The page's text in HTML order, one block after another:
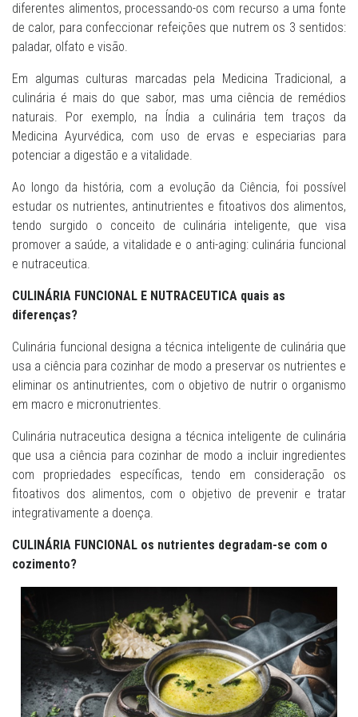
diferentes alimentos, processando-os com recurso a uma fonte
de calor, para confeccionar refeições que nutrem os 3 sentidos:
paladar, olfato e visão.
Em algumas culturas marcadas pela Medicina Tradicional, a
culinária é mais do que sabor, mas uma ciência de remédios
naturais. Por exemplo, na Índia a culinária tem traços da
Medicina Ayurvédica, com uso de ervas e especiarias para
potenciar a digestão e a vitalidade.
Ao longo da história, com a evolução da Ciência, foi possível
estudar os nutrientes, antinutrientes e fitoativos dos alimentos,
tendo surgido o conceito de culinária inteligente, que visa
promover a saúde, a vitalidade e o anti-aging: culinária funcional
e nutraceutica.
CULINÁRIA FUNCIONAL E NUTRACEUTICA quais as
diferenças?
Culinária funcional designa a técnica inteligente de culinária que
usa a ciência para cozinhar de modo a preservar os nutrientes e
eliminar os antinutrientes, com o objetivo de nutrir o organismo
em macro e micronutrientes.
Culinária nutraceutica designa a técnica inteligente de culinária
que usa a ciência para cozinhar de modo a incluir ingredientes
com propriedades específicas, tendo em consideração os
fitoativos dos alimentos, com o objetivo de prevenir e tratar
integrativamente a doença.
CULINÁRIA FUNCIONAL os nutrientes degradam-se com o
cozimento?